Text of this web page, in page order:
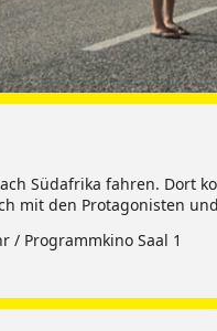
Südafrika fahren. Dort
mit den Protagonisten
/ Programmkino Saal 1